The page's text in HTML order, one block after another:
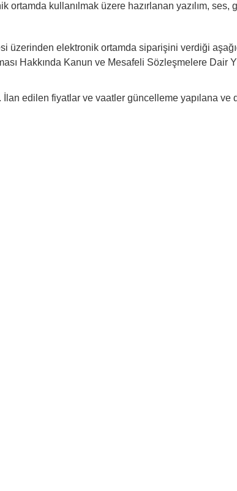
ortamda kullanılmak üzere hazırlanan yazılım,
üzerinden elektronik ortamda siparişini verdiği
Hakkında Kanun ve Mesafeli Sözleşmelere Dair
İlan edilen fiyatlar ve vaatler güncelleme yapılana